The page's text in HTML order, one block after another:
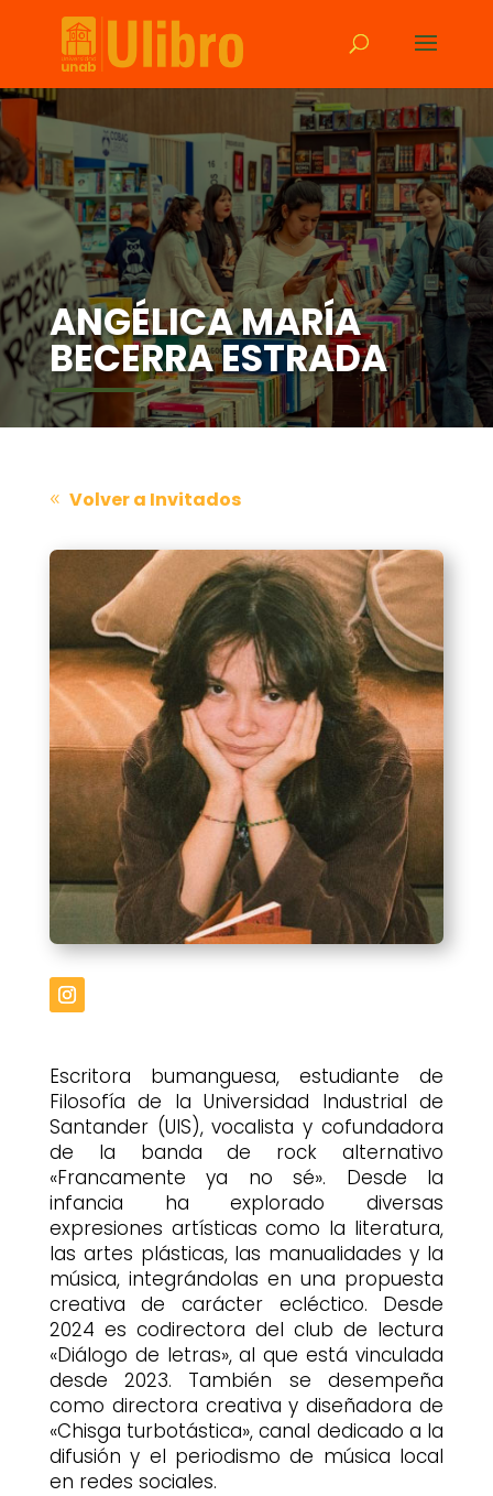
ANGÉLICA MARÍA
BECERRA ESTRADA
Volver a Invitados
Escritora bumanguesa, estudiante de
Filosofía de la Universidad Industrial de
Santander (UIS), vocalista y cofundadora
de la banda de rock alternativo
«Francamente ya no sé». Desde la
infancia ha explorado diversas
expresiones artísticas como la literatura,
las artes plásticas, las manualidades y la
música, integrándolas en una propuesta
creativa de carácter ecléctico. Desde
2024 es codirectora del club de lectura
«Diálogo de letras», al que está vinculada
desde 2023. También se desempeña
como directora creativa y diseñadora de
«Chisga turbotástica», canal dedicado a la
difusión y el periodismo de música local
en redes sociales.